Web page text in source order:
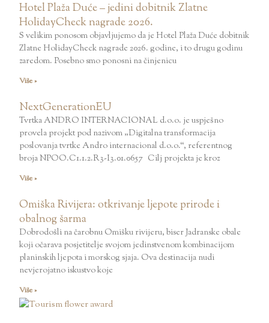
Hotel Plaža Duće – jedini dobitnik Zlatne
HolidayCheck nagrade 2026.
S velikim ponosom objavljujemo da je Hotel Plaža Duće dobitnik
Zlatne HolidayCheck nagrade 2026. godine, i to drugu godinu
zaredom. Posebno smo ponosni na činjenicu
Više »
NextGenerationEU
Tvrtka ANDRO INTERNACIONAL d.o.o. je uspješno
provela projekt pod nazivom „Digitalna transformacija
poslovanja tvrtke Andro internacional d.o.o.“, referentnog
broja NPOO.C1.1.2.R3-I3.01.0657 Cilj projekta je kroz
Više »
Omiška Rivijera: otkrivanje ljepote prirode i
obalnog šarma
Dobrodošli na čarobnu Omišku rivijeru, biser Jadranske obale
koji očarava posjetitelje svojom jedinstvenom kombinacijom
planinskih ljepota i morskog sjaja. Ova destinacija nudi
nevjerojatno iskustvo koje
Više »